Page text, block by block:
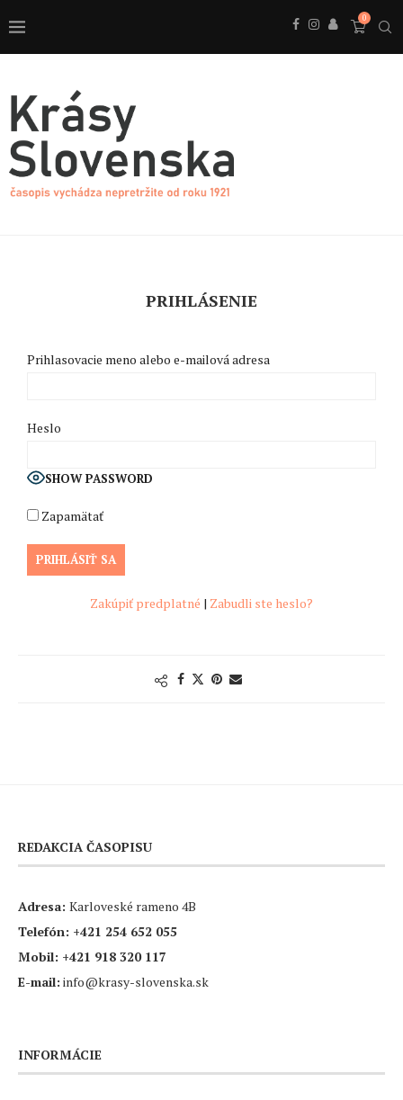
0
PRIHLÁSENIE
Prihlasovacie meno alebo e-mailová adresa
Heslo
SHOW PASSWORD
Zapamätať
Zakúpiť predplatné | Zabudli ste heslo?
REDAKCIA ČASOPISU
Adresa: Karloveské rameno 4B
Telefón: +421 254 652 055
Mobil: +421 918 320 117
E-mail: info@krasy-slovenska.sk
INFORMÁCIE